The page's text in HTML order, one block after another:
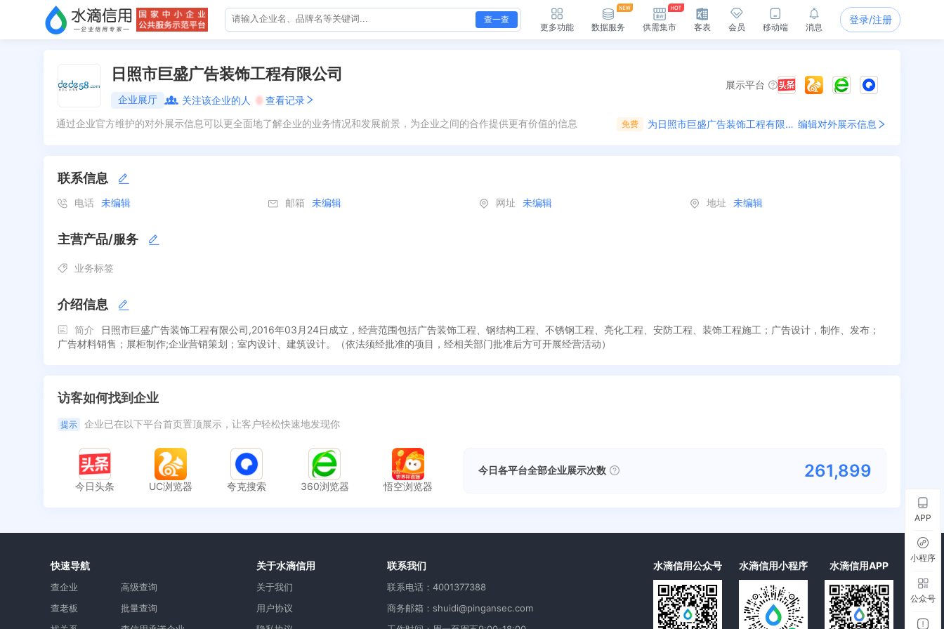
查一查
更多功能 数据服务 供需集市 客表 会员 移动端 消息
登录/注册
日照市巨盛广告装饰工程有限公司
企业展厅 关注该企业的人 0 查看记录
展示平台
通过企业官方维护的对外展示信息可以更全面地了解企业的业务情况和发展前景，为企业之间的合作提供更有价值的信息 免费 为 日照市巨盛广告装饰工程有限公司 编辑对外展示信息
联系信息
电话 未编辑 邮箱 未编辑 网址 未编辑 地址 未编辑
主营产品/服务
业务标签
介绍信息
简介
日照市巨盛广告装饰工程有限公司,2016年03月24日成立，经营范围包括广告装饰工程、钢结构工程、不锈钢工程、亮化工程、安防工程、装饰工程施工；广告设计，制作、发布；
广告材料销售；展柜制作;企业营销策划；室内设计、建筑设计。（依法须经批准的项目，经相关部门批准后方可开展经营活动）
访客如何找到企业
提示 企业已在以下平台首页置顶展示，让客户轻松快速地发现你
今日头条 UC浏览器 夸克搜索 360浏览器 悟空浏览器
今日各平台全部企业展示次数 261,899
快速导航
查企业
查老板
高级查询
批量查询
关于水滴信用
关于我们
用户协议
联系我们
联系电话：4001377388
商务邮箱：shuidi@pingansec.com
水滴信用公众号 水滴信用小程序 水滴信用APP
APP
小程序
公众号